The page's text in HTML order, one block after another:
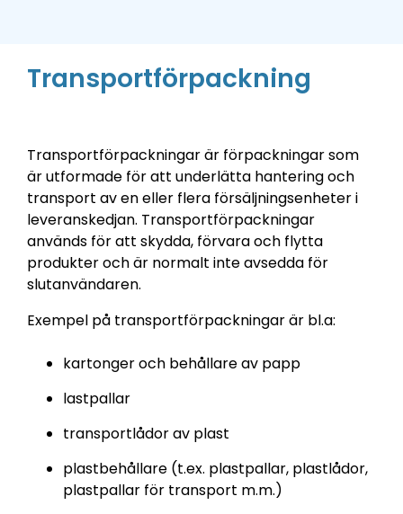
Transportförpackning
Transportförpackningar är förpackningar som
är utformade för att underlätta hantering och
transport av en eller flera försäljningsenheter i
leveranskedjan. Transportförpackningar
används för att skydda, förvara och flytta
produkter och är normalt inte avsedda för
slutanvändaren.
Exempel på transportförpackningar är bl.a:
kartonger och behållare av papp
lastpallar
transportlådor av plast
plastbehållare (t.ex. plastpallar, plastlådor,
plastpallar för transport m.m.)